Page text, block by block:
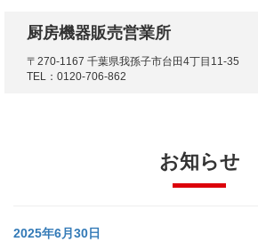
厨房機器販売営業所
〒270-1167 千葉県我孫子市台田4丁目11-35
TEL：0120-706-862
お知らせ
2025年6月30日